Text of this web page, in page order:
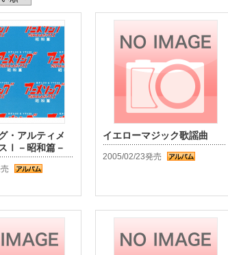
・アルティメ
Ⅰ－昭和篇－
イエローマジック歌謡曲
2005/02/23発売